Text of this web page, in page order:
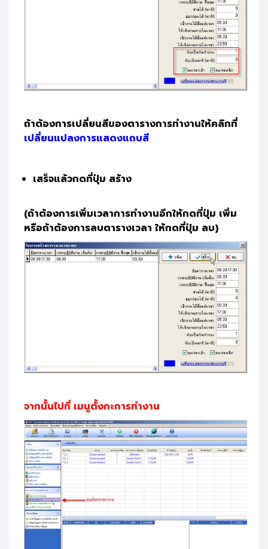
ถ้าต้องการเปลี่ยนสีของตารางการทำงานให้คลิกที่
เปลี่ยนแปลงการแสดงแถบสี
เสร็จแล้วกดที่ปุ่ม สร้าง
(ถ้าต้องการเพิ่มเวลาการทำงานอีกให้กดที่ปุ่ม เพิ่ม
หรือถ้าต้องการลบตารางเวลา ให้กดที่ปุ่ม ลบ)
จากนั้นไปที่ เมนูตั้งกะการทำงาน